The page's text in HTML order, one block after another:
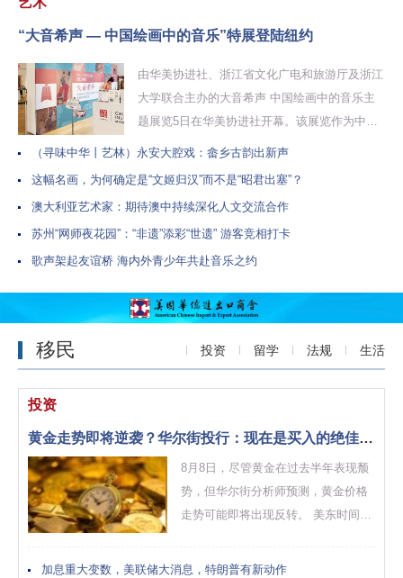
“大音希声 — 中国绘画中的音乐”特展登陆纽约
由华美协进社、浙江省文化广电和旅游厅及浙江
大学联合主办的大音希声 中国绘画中的音乐主
题展览5日在华美协进社开幕。该展览作为中国
历代绘画大系成果展北美巡展的首站，精选...
（寻味中华丨艺林）永安大腔戏：畲乡古韵出新声
这幅名画，为何确定是“文姬归汉”而不是“昭君出塞”？
澳大利亚艺术家：期待澳中持续深化人文交流合作
苏州“网师夜花园”：“非遗”添彩“世遗” 游客竞相打卡
歌声架起友谊桥 海内外青少年共赴音乐之约
移民 投资 留学 法规 生活
投资
黄金走势即将逆袭？华尔街投行：现在是买入的绝佳时机
8月8日，尽管黄金在过去半年表现颓
势，但华尔街分析师预测，黄金价格
走势可能即将出现反转。 美东时间本
Securities）分析师斯科特鲁布纳
加息重大变数，美联储大消息，特朗普有新动作